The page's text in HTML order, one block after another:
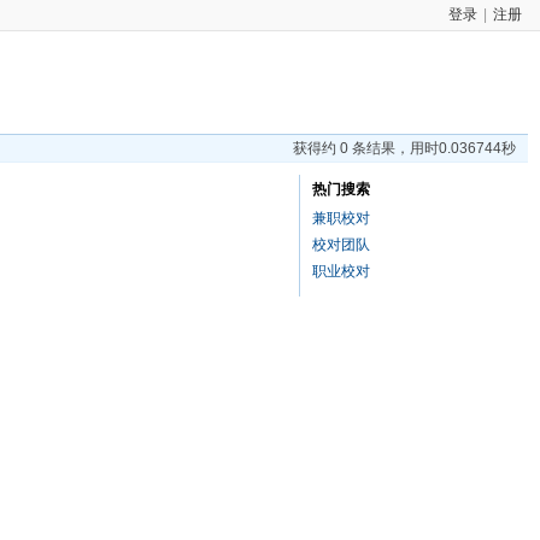
登录 注册
获得约 0 条结果，用时0.036744秒
热门搜索
兼职校对
校对团队
职业校对